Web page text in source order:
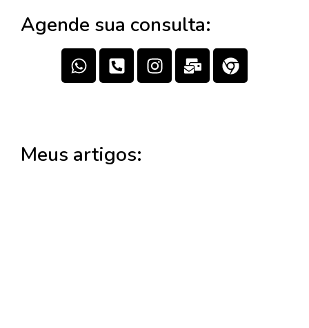
Agende sua consulta:
Meus artigos: